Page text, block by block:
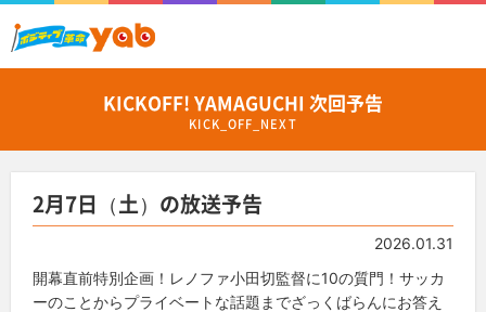
KICKOFF! YAMAGUCHI 次回予告
KICK_OFF_NEXT
2月7日（土）の放送予告
2026.01.31
開幕直前特別企画！レノファ小田切監督に10の質門！サッカ
ーのことからプライベートな話題までざっくばらんにお答え